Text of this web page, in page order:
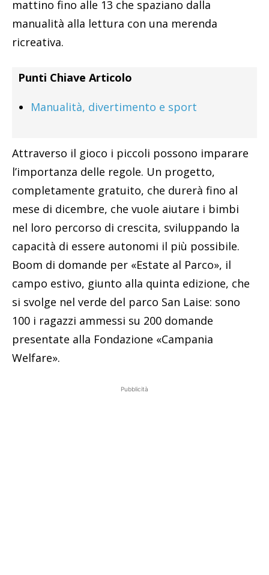
mattino fino alle 13 che spaziano dalla
manualità alla lettura con una merenda
ricreativa.
Punti Chiave Articolo
Manualità, divertimento e sport
Attraverso il gioco i piccoli possono imparare
l’importanza delle regole. Un progetto,
completamente gratuito, che durerà fino al
mese di dicembre, che vuole aiutare i bimbi
nel loro percorso di crescita, sviluppando la
capacità di essere autonomi il più possibile.
Boom di domande per «Estate al Parco», il
campo estivo, giunto alla quinta edizione, che
si svolge nel verde del parco San Laise: sono
100 i ragazzi ammessi su 200 domande
presentate alla Fondazione «Campania
Welfare».
Pubblicità